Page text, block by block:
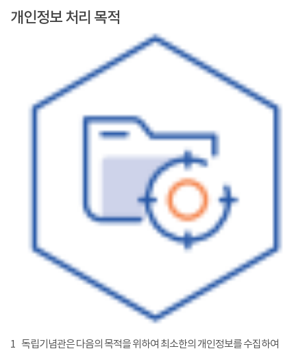
개인정보 처리 목적
1 독립기념관은 다음의 목적을 위하여 최소한의 개인정보를 수집하여